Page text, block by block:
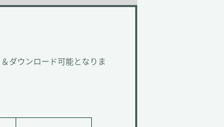
ダウンロード可能となりま